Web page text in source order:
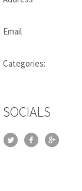
Email
Categories:
SOCIALS